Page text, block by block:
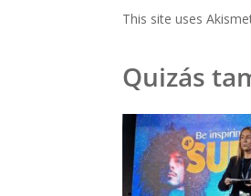
This site uses
Quizás